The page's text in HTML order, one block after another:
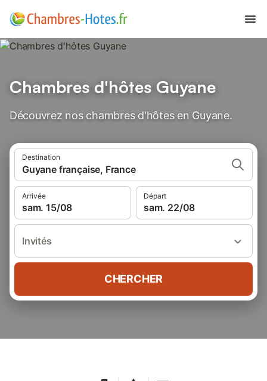
Chambres d'hôtes Guyane
Découvrez nos chambres d'hôtes en Guyane.
Destination
Guyane française, France
Arrivée
sam. 15/08
Départ
sam. 22/08
Invités
CHERCHER